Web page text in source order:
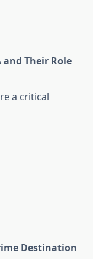
and Their Role
a critical
Destination